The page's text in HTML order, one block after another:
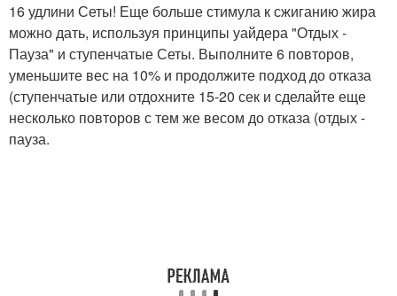
16 удлини Сеты! Еще больше стимула к сжиганию жира
можно дать, используя принципы уайдера "Отдых -
Пауза" и ступенчатые Сеты. Выполните 6 повторов,
уменьшите вес на 10% и продолжите подход до отказа
(ступенчатые или отдохните 15-20 сек и сделайте еще
несколько повторов с тем же весом до отказа (отдых -
пауза.